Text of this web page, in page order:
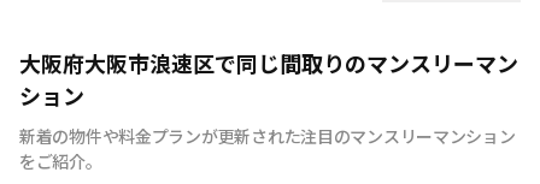
全国の主要都市を中心に、即日から利用可能なウィークリ
ーマンションやマンスリーマンションを紹介しておりま
す。大学受験、単身赴任など様々な用途でお使い いただ
ける『BraTTo×weekly＆monthly』をぜひご利用くださ
い。 敷金・礼金はかかりません。電気・ガス・水道の手
大阪府大阪市浪速区で同じ間取りのマンスリーマン
ション
新着の物件や料金プランが更新された注目のマンスリーマンション
をご紹介。